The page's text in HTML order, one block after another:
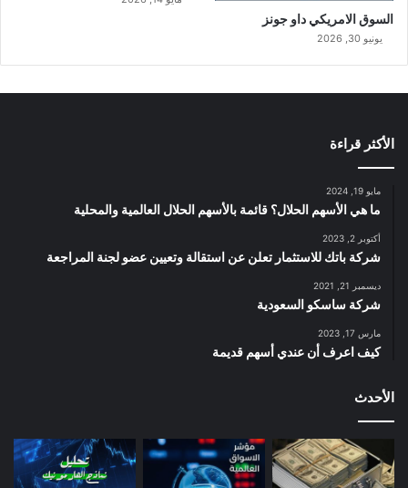
السوق الامريكي داو جونز
يونيو 30, 2026
الأكثر قراءة
مايو 19, 2024
ما هي الأسهم الحلال؟ قائمة بالأسهم الحلال العالمية والمحلية
أكتوبر 2, 2023
شركة باتك للاستثمار تعلن عن استقالة وتعيين عضو لجنة المراجعة
ديسمبر 21, 2021
شركة ساسكو السعودية
مارس 17, 2023
كيف اعرف أن عندي أسهم قديمة
الأحدث